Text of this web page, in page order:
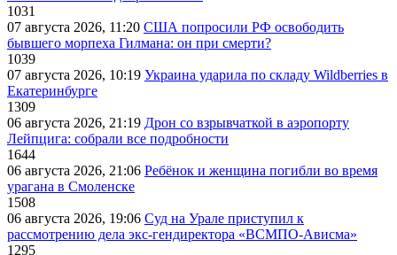
1031
07 августа 2026, 11:20 США попросили РФ освободить
бывшего морпеха Гилмана: он при смерти?
1039
07 августа 2026, 10:19 Украина ударила по складу Wildberries в
Екатеринбурге
1309
06 августа 2026, 21:19 Дрон со взрывчаткой в аэропорту
Лейпцига: собрали все подробности
1644
06 августа 2026, 21:06 Ребёнок и женщина погибли во время
урагана в Смоленске
1508
06 августа 2026, 19:06 Суд на Урале приступил к
рассмотрению дела экс-гендиректора «ВСМПО-Ависма»
1295